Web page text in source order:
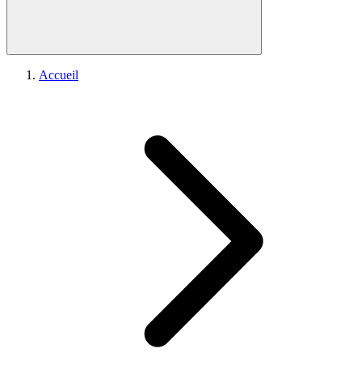
Accueil